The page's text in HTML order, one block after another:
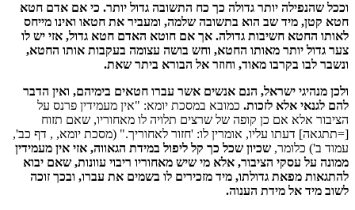
וככל שהנפילה יותר גדולה כך כח התשובה גדול יותר. כי אם אדם חטא
חטא קטן, מיד שב הוא בתשובה שלמה, ומעביר את חטאו ואינו מייחס
לאותו החטא חשיבות גדולה. אך אם חוטא האדם חטא גדול, אזי יש לו
צער גדול יותר מאותו החטא, וחש בושה עצומה בעקבות אותו החטא,
ונשבר לבו בקרבו מאוד, וחוזר אל הבורא ביתר שאת.
ולכן מנהיגי ישראל, הנם אנשים אשר עברו חטאים בימיהם, ואין הדבר
להם לגנאי אלא לזכות. כמובא במסכת יומא: "אין מעמידין פרנס על
הציבור אלא אם כן קופה של שרצים תלויה לו מאחוריו, שאם תזוח
[=תתגאה] דעתו עליו, אומרין לו: 'חזור לאחוריך." (מסכת יומא, , דף כב',
עמוד ב') כלומר, שכיון שכל כך קל ליפול במידת הגאווה, אזי אין מעמידין
ממונה על עסקי הציבור, אלא מי שיש מאחוריו ריבוי עוונות, שאם יבוא
להתגאות מפאת גדולתו, מיד מזכירים לו בשמים את עברו, ובכך זוכה
לשוב מיד אל מידת הענוה.